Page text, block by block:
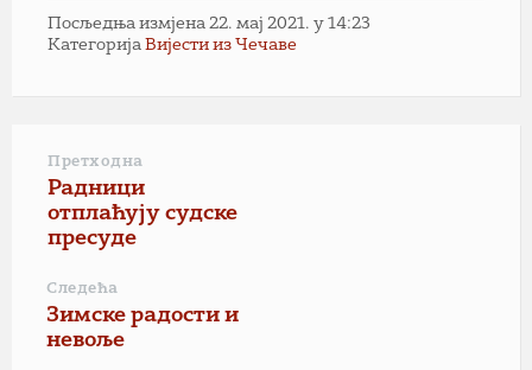
Посљедња измјена 22. мај 2021. у 14:23
Категорија Вијести из Чечаве
Претходна
Радници
отплаћују судске
пресуде
Следећа
Зимске радости и
невоље